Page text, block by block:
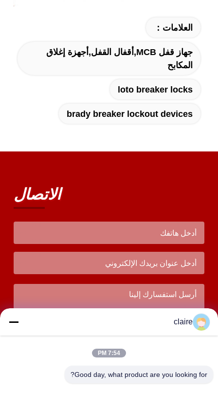
العلامات：
جهاز قفل MCB,أقفال القفل,أجهزة إغلاق
المكابح
loto breaker locks
brady breaker lockout devices
الاتصال
claire
7:54 PM
Good day, what product are you looking for?